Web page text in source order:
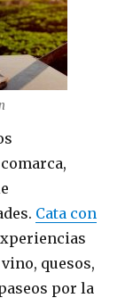
Cata con
quesos,
por la